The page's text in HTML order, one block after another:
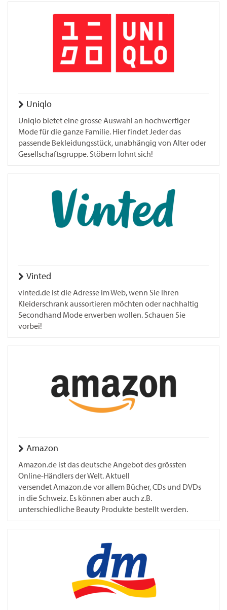
Uniqlo
Uniqlo bietet eine grosse Auswahl an hochwertiger
Mode für die ganze Familie. Hier findet Jeder das
passende Bekleidungsstück, unabhängig von Alter oder
Gesellschaftsgruppe. Stöbern lohnt sich!
Vinted
vinted.de ist die Adresse im Web, wenn Sie Ihren
Kleiderschrank aussortieren möchten oder nachhaltig
Secondhand Mode erwerben wollen. Schauen Sie
vorbei!
Amazon
Amazon.de ist das deutsche Angebot des grössten
Online-Händlers der Welt. Aktuell
versendet Amazon.de vor allem Bücher, CDs und DVDs
in die Schweiz. Es können aber auch z.B.
unterschiedliche Beauty Produkte bestellt werden.